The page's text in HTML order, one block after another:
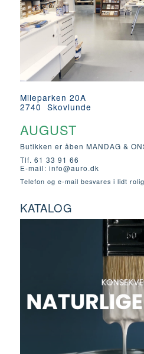
Mileparken 20A
2740 Skovlunde
AUGUST
Butikken er åben MANDAG &
Tlf. 61 33 91 66
E-mail: info@auro.dk
Telefon og e-mail besvares i lidt
KATALOG